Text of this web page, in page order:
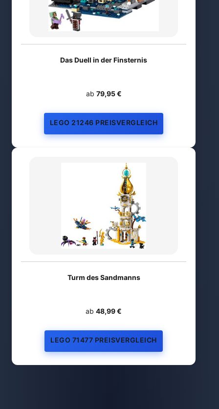
Das Duell in der Finsternis
ab 79,95 €
LEGO 21246 PREISVERGLEICH
Turm des Sandmanns
ab 48,99 €
LEGO 71477 PREISVERGLEICH